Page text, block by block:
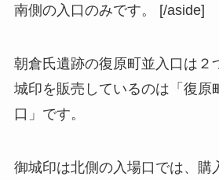
南側の入口のみです。 [/aside]
朝倉氏遺跡の復原町並入口は２
城印を販売しているのは「復原
口」です。
御城印は北側の入場口では、購